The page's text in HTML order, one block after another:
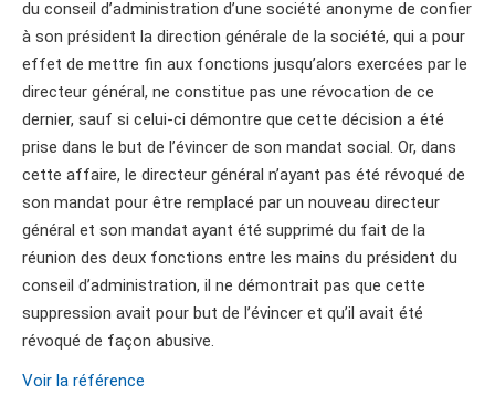
du conseil d’administration d’une société anonyme de confier
à son président la direction générale de la société, qui a pour
effet de mettre fin aux fonctions jusqu’alors exercées par le
directeur général, ne constitue pas une révocation de ce
dernier, sauf si celui-ci démontre que cette décision a été
prise dans le but de l’évincer de son mandat social. Or, dans
cette affaire, le directeur général n’ayant pas été révoqué de
son mandat pour être remplacé par un nouveau directeur
général et son mandat ayant été supprimé du fait de la
réunion des deux fonctions entre les mains du président du
conseil d’administration, il ne démontrait pas que cette
suppression avait pour but de l’évincer et qu’il avait été
révoqué de façon abusive.
Voir la référence